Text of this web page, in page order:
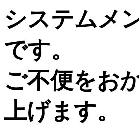
システムメ
です。
ご不便をお
上げます。